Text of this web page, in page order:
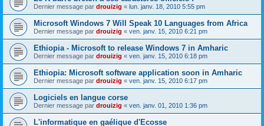
Dernier message par drouizig « lun. janv. 18, 2010 5:55 pm
Microsoft Windows 7 Will Speak 10 Languages from Africa
Dernier message par drouizig « ven. janv. 15, 2010 6:21 pm
Ethiopia - Microsoft to release Windows 7 in Amharic
Dernier message par drouizig « ven. janv. 15, 2010 6:18 pm
Ethiopia: Microsoft software application soon in Amharic
Dernier message par drouizig « ven. janv. 15, 2010 6:17 pm
Logiciels en langue corse
Dernier message par drouizig « ven. janv. 01, 2010 1:36 pm
L'informatique en gaélique d'Ecosse